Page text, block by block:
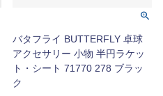
バタフライ BUTTERFLY 卓球
アクセサリー 小物 半円ラケッ
ト・シート 71770 278 ブラッ
ク